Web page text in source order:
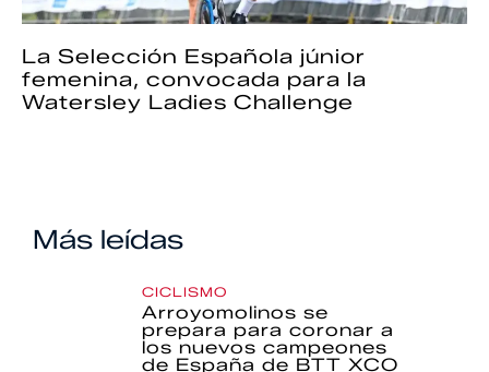
La Selección Española júnior
femenina, convocada para la
Watersley Ladies Challenge
Más leídas
CICLISMO
Arroyomolinos se
prepara para coronar a
los nuevos campeones
de España de BTT XCO